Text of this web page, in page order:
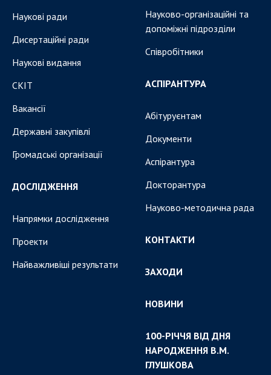
Наукові ради
Дисертаційні ради
Наукові видання
СКІТ
Вакансії
Державні закупівлі
Громадські організації
ДОСЛІДЖЕННЯ
Напрямки дослідження
Проекти
Найважливіші результати
Науково-організаційні та
допоміжні підрозділи
Співробітники
АСПІРАНТУРА
Абітуруєнтам
Документи
Аспірантура
Докторантура
Науково-методична рада
КОНТАКТИ
ЗАХОДИ
НОВИНИ
100-РІЧЧЯ ВІД ДНЯ
НАРОДЖЕННЯ В.М.
ГЛУШКОВА